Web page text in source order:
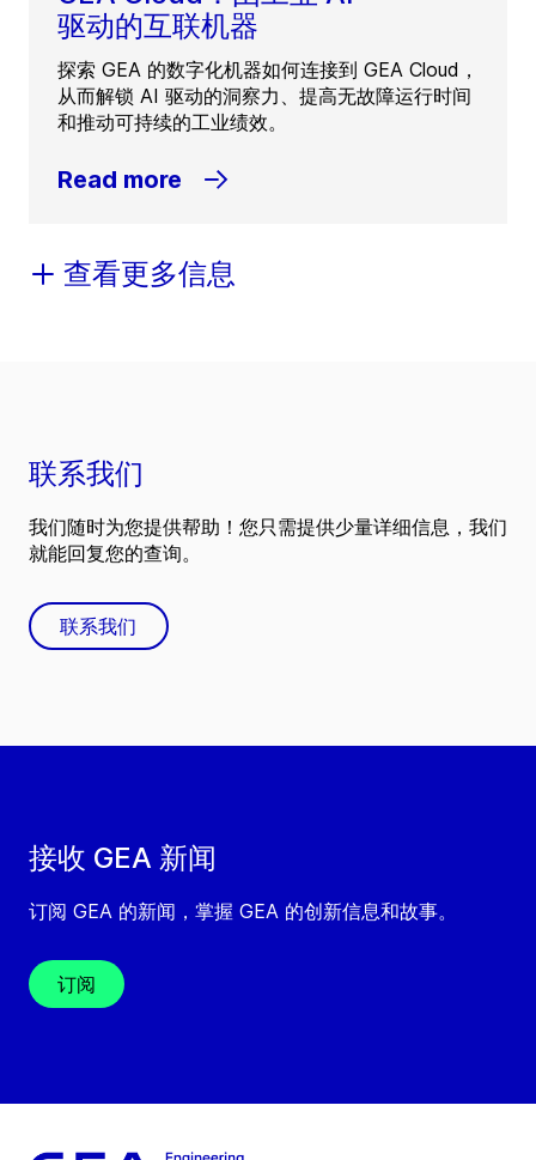
驱动的互联机器
探索 GEA 的数字化机器如何连接到 GEA Cloud，
从而解锁 AI 驱动的洞察力、提高无故障运行时间
和推动可持续的工业绩效。
Read more
查看更多信息
接收 GEA 新闻
订阅 GEA 的新闻，掌握 GEA 的创新信息和故事。
订阅
联系我们
我们随时为您提供帮助！您只需提供少量详细信息，我们
就能回复您的查询。
联系我们